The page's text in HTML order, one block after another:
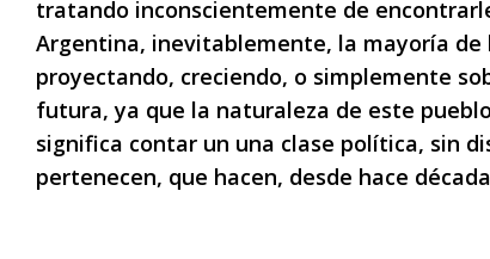
tratando inconscientemente de
Argentina, inevitablemente, la mayoría
proyectando, creciendo, o simplemente
futura, ya que la naturaleza de este
significa contar un una clase política, sin
pertenecen, que hacen, desde hace